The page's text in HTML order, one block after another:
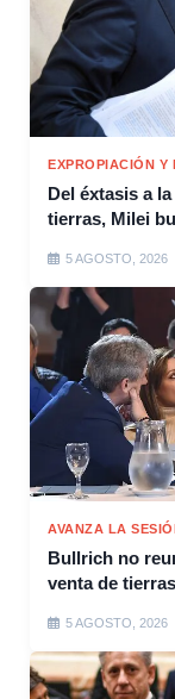
EXPROPIACIÓN Y
Del éxtasis a
tierras, Milei
5 AGOSTO, 2026
AVANZA LA
Bullrich no
venta de
5 AGOSTO, 2026